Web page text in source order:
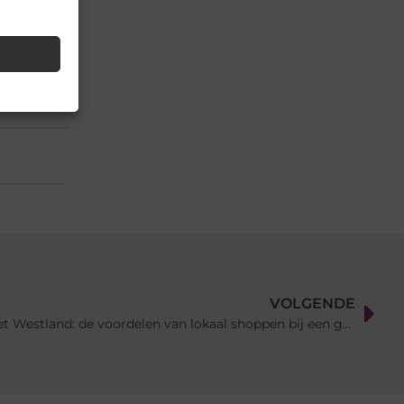
VOLGENDE
Biologische boodschappen in het Westland: de voordelen van lokaal shoppen bij een gezondheidswinkel